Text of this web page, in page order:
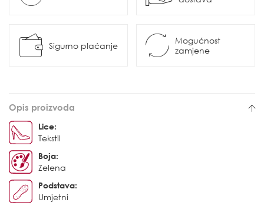
Sigurno plaćanje
Mogućnost
zamjene
Opis proizvoda
Lice:
Tekstil
Boja:
Zelena
Podstava:
Umjetni